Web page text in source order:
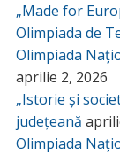
„Made for
Olimpiada de
Olimpiada
aprilie 2, 2026
„Istorie și
județeană
Olimpiada